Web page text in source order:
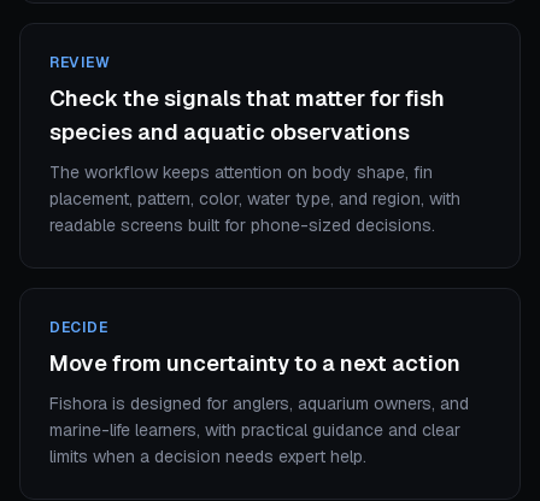
REVIEW
Check the signals that matter for fish
species and aquatic observations
The workflow keeps attention on body shape, fin
placement, pattern, color, water type, and region, with
readable screens built for phone-sized decisions.
DECIDE
Move from uncertainty to a next action
Fishora is designed for anglers, aquarium owners, and
marine-life learners, with practical guidance and clear
limits when a decision needs expert help.